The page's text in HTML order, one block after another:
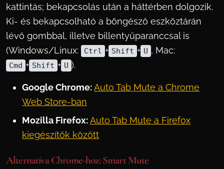
kattintás; bekapcsolás után a háttérben dolgozik.
Ki- és bekapcsolható a böngésző eszköztárán
lévő gombbal, illetve billentyűparanccsal is
(Windows/Linux:
Ctrl + Shift + U , Mac:
Cmd + Shift + U ).
Google Chrome:Auto Tab Mute a Chrome
Web Store-ban
Mozilla Firefox:Auto Tab Mute a Firefox
kiegészítők között
Alternatíva Chrome-hoz: Smart Mute